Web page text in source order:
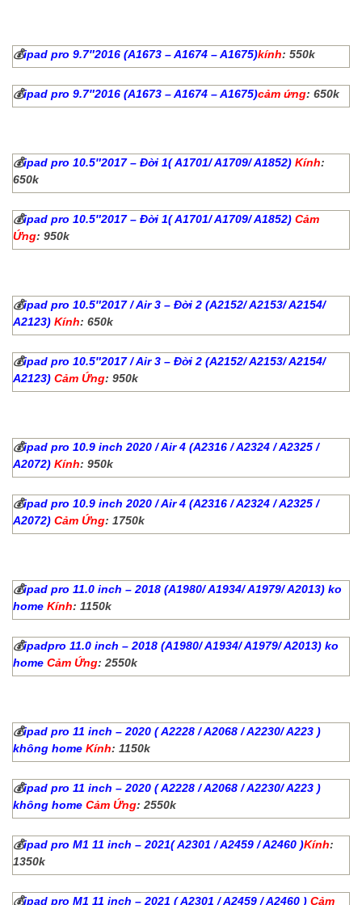
💰ipad pro 9.7″2016 (A1673 – A1674 – A1675)kính: 550k
💰ipad pro 9.7″2016 (A1673 – A1674 – A1675)cảm ứng: 650k
💰ipad pro 10.5″2017 – Đời 1( A1701/ A1709/ A1852) Kính:
650k
💰ipad pro 10.5″2017 – Đời 1( A1701/ A1709/ A1852) Cảm
Ứng: 950k
💰ipad pro 10.5″2017 / Air 3 – Đời 2 (A2152/ A2153/ A2154/
A2123) Kính: 650k
💰ipad pro 10.5″2017 / Air 3 – Đời 2 (A2152/ A2153/ A2154/
A2123) Cảm Ứng: 950k
💰ipad pro 10.9 inch 2020 / Air 4 (A2316 / A2324 / A2325 /
A2072) Kính: 950k
💰ipad pro 10.9 inch 2020 / Air 4 (A2316 / A2324 / A2325 /
A2072) Cảm Ứng: 1750k
💰ipad pro 11.0 inch – 2018 (A1980/ A1934/ A1979/ A2013) ko
home Kính: 1150k
💰ipadpro 11.0 inch – 2018 (A1980/ A1934/ A1979/ A2013) ko
home Cảm Ứng: 2550k
💰ipad pro 11 inch – 2020 ( A2228 / A2068 / A2230/ A223 )
không home Kính: 1150k
💰ipad pro 11 inch – 2020 ( A2228 / A2068 / A2230/ A223 )
không home Cảm Ứng: 2550k
💰ipad pro M1 11 inch – 2021( A2301 / A2459 / A2460 )Kính:
1350k
💰ipad pro M1 11 inch – 2021 ( A2301 / A2459 / A2460 ) Cảm